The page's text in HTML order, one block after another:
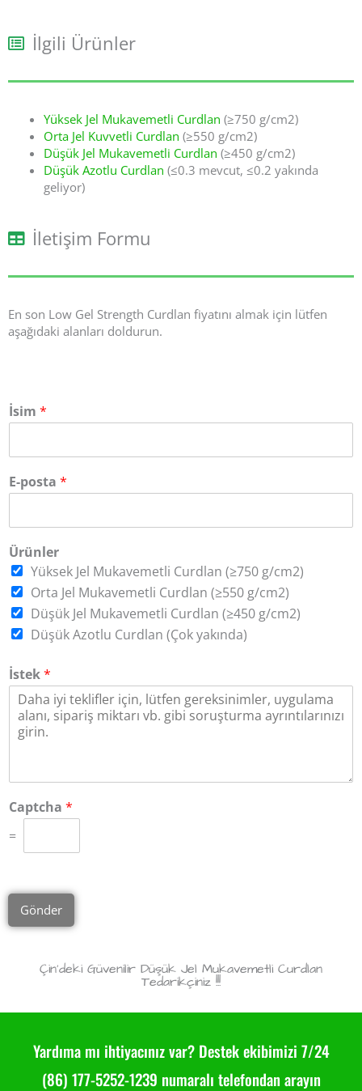
İlgili Ürünler
Yüksek Jel Mukavemetli Curdlan (≥750 g/cm2)
Orta Jel Kuvvetli Curdlan (≥550 g/cm2)
Düşük Jel Mukavemetli Curdlan (≥450 g/cm2)
Düşük Azotlu Curdlan (≤0.3 mevcut, ≤0.2 yakında
geliyor)
İletişim Formu
En son Low Gel Strength Curdlan fiyatını almak için lütfen
aşağıdaki alanları doldurun.
İsim *
E-posta *
Ürünler
Yüksek Jel Mukavemetli Curdlan (≥750 g/cm2)
Orta Jel Mukavemetli Curdlan (≥550 g/cm2)
Düşük Jel Mukavemetli Curdlan (≥450 g/cm2)
Düşük Azotlu Curdlan (Çok yakında)
İstek*
Captcha *
=
Gönder
Çin'deki Güvenilir Düşük Jel Mukavemetli Curdlan
Tedarikçiniz !!!
Yardıma mı ihtiyacınız var? Destek ekibimizi 7/24
(86) 177-5252-1239 numaralı telefondan arayın